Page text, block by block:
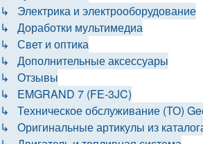
↳ Электрика и электрооборудование
↳ Доработки мультимедиа
↳ Свет и оптика
↳ Дополнительные аксессуары
↳ Отзывы
↳ EMGRAND 7 (FE-3JC)
↳ Техническое обслуживание (ТО)
↳ Оригинальные артикулы из